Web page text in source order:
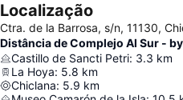
Localização
Ctra. de la Barrosa, s/n, 11130,
Distância de Complejo Al Sur -
Castillo de Sancti Petri: 3.3 km
La Hoya: 5.8 km
Chiclana: 5.9 km